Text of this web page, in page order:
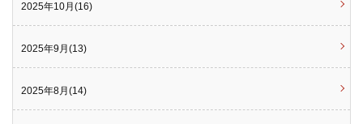
2025年10月(16)
2025年9月(13)
2025年8月(14)